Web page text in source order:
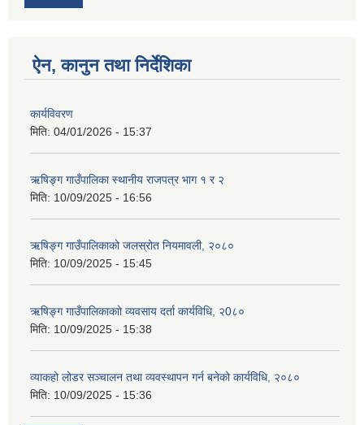
ऐन, कानुन तथा निर्देशिका
कार्यविवरण
मिति: 04/01/2026 - 15:37
ऋषिङ्ग गाउँपालिका स्थानीय राजपत्र भाग १ र २
मिति: 10/09/2025 - 16:56
ऋषिङ्ग गाउँपालिकाको जलस्रोत नियमावली, २०८०
मिति: 10/09/2025 - 15:45
ऋषिङ्ग गाउँपालिकाकाो व्यवसाय दर्ता कार्यविधि, २0८०
मिति: 10/09/2025 - 15:38
व्याकहो लोडर सञ्चालन तथा व्यवस्थापन गर्न बनेको कार्यविधि, २०८०
मिति: 10/09/2025 - 15:36